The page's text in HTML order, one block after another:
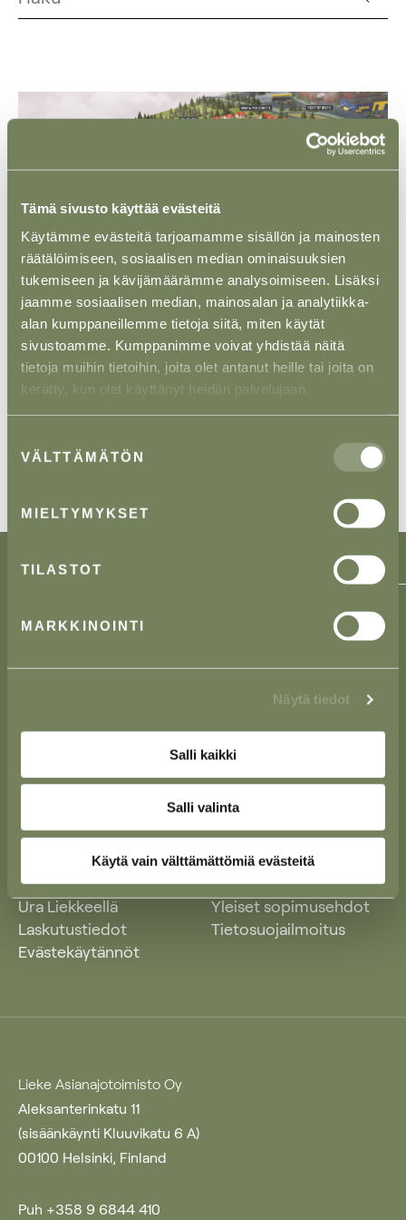
Tämä sivusto käyttää evästeitä
Käytämme evästeitä tarjoamamme sisällön ja mainosten
räätälöimiseen, sosiaalisen median ominaisuuksien
tukemiseen ja kävijämäärämme analysoimiseen. Lisäksi
jaamme sosiaalisen median, mainosalan ja analytiikka-
alan kumppaneillemme tietoja siitä, miten käytät
sivustoamme. Kumppanimme voivat yhdistää näitä
tietoja muihin tietoihin, joita olet antanut heille tai joita on
kerätty, kun olet käyttänyt heidän palvelujaan.
valinta
VÄLTTÄMÄTÖN
MIELTYMYKSET
TILASTOT
MARKKINOINTI
Näytä tiedot
Salli kaikki
Salli valinta
Käytä vain välttämättömiä evästeitä
ASIAKASTARINA 05 MARRAS 2025
Vantaan Energia Oy – Varannon
Lieke Asianajotoimisto Oy on suomalainen
Tarjoamme monipuolisia palveluja yritysasiakkaille
useilla eri toimialoilla.
Ajankohtaista
Ura Liekkeellä
Laskutustiedot
Evästekäytännöt
Yleiset käyttöehdot
Yleiset sopimusehdot
Tietosuojailmoitus
Lieke Asianajotoimisto Oy
Aleksanterinkatu 11
(sisäänkäynti Kluuvikatu 6 A)
00100 Helsinki, Finland
Puh +358 9 6844 410